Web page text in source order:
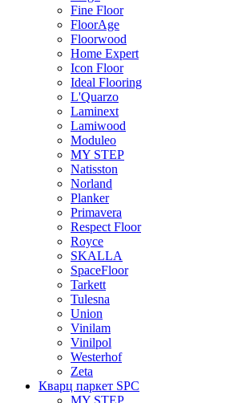
Fine Floor
FloorAge
Floorwood
Home Expert
Icon Floor
Ideal Flooring
L'Quarzo
Laminext
Lamiwood
Moduleo
MY STEP
Natisston
Norland
Planker
Primavera
Respect Floor
Royce
SKALLA
SpaceFloor
Tarkett
Tulesna
Union
Vinilam
Vinilpol
Westerhof
Zeta
Кварц паркет SPC
MY STEP